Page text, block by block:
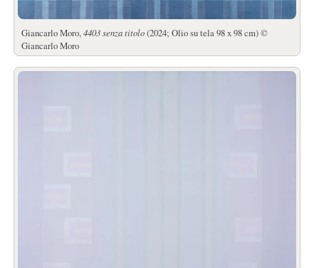
Giancarlo Moro,4403 senza titolo(2024; Olio su tela 98 x 98 cm) ©
Giancarlo Moro